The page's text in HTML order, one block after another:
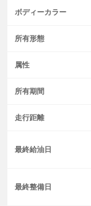
ボディーカラー
所有形態
属性
所有期間
走行距離
最終給油日
最終整備日